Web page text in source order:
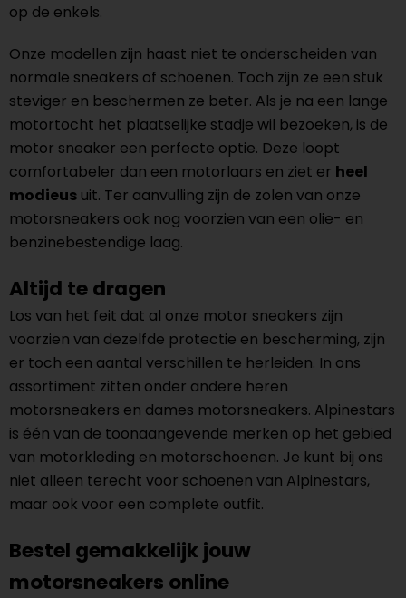
op de enkels.
Onze modellen zijn haast niet te onderscheiden van
normale sneakers of schoenen. Toch zijn ze een stuk
steviger en beschermen ze beter. Als je na een lange
motortocht het plaatselijke stadje wil bezoeken, is de
motor sneaker een perfecte optie. Deze loopt
comfortabeler dan een motorlaars en ziet er heel
modieus uit. Ter aanvulling zijn de zolen van onze
motorsneakers ook nog voorzien van een olie- en
benzinebestendige laag.
Altijd te dragen
Los van het feit dat al onze motor sneakers zijn
voorzien van dezelfde protectie en bescherming, zijn
er toch een aantal verschillen te herleiden. In ons
assortiment zitten onder andere heren
motorsneakers en dames motorsneakers. Alpinestars
is één van de toonaangevende merken op het gebied
van motorkleding en motorschoenen. Je kunt bij ons
niet alleen terecht voor schoenen van Alpinestars,
maar ook voor een complete outfit.
Bestel gemakkelijk jouw
motorsneakers online